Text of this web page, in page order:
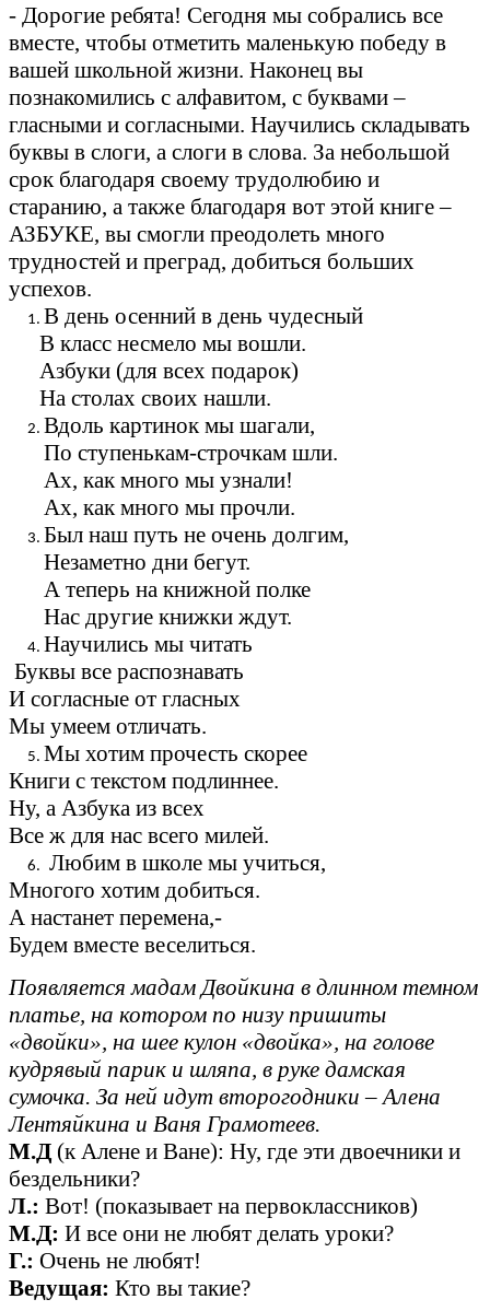
- Дорогие ребята! Сегодня мы собрались все
вместе, чтобы отметить маленькую победу в
вашей школьной жизни. Наконец вы
познакомились с алфавитом, с буквами –
гласными и согласными. Научились складывать
буквы в слоги, а слоги в слова. За небольшой
срок благодаря своему трудолюбию и
старанию, а также благодаря вот этой книге –
АЗБУКЕ, вы смогли преодолеть много
трудностей и преград, добиться больших
успехов.
В день осенний в день чудесный
В класс несмело мы вошли.
Азбуки (для всех подарок)
На столах своих нашли.
Вдоль картинок мы шагали,
По ступенькам-строчкам шли.
Ах, как много мы узнали!
Ах, как много мы прочли.
Был наш путь не очень долгим,
Незаметно дни бегут.
А теперь на книжной полке
Нас другие книжки ждут.
Научились мы читать
Буквы все распознавать
И согласные от гласных
Мы умеем отличать.
Мы хотим прочесть скорее
Книги с текстом подлиннее.
Ну, а Азбука из всех
Все ж для нас всего милей.
Любим в школе мы учиться,
Многого хотим добиться.
А настанет перемена,-
Будем вместе веселиться.
Появляется мадам Двойкина в длинном темном
платье, на котором по низу пришиты
«двойки», на шее кулон «двойка», на голове
кудрявый парик и шляпа, в руке дамская
сумочка. За ней идут второгодники – Алена
Лентяйкина и Ваня Грамотеев.
М.Д(к Алене и Ване): Ну, где эти двоечники и
бездельники?
Л.: Вот! (показывает на первоклассников)
М.Д: И все они не любят делать уроки?
Г.: Очень не любят!
Ведущая: Кто вы такие?